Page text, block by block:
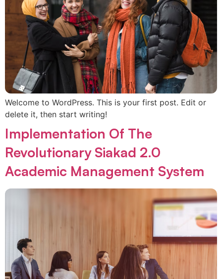
Welcome to WordPress. This is your first post. Edit or
delete it, then start writing!
Implementation Of The
Revolutionary Siakad 2.0
Academic Management System